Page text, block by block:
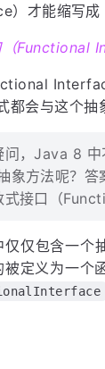
）才能缩写成
（Functional
会与这个抽
问，Java 8
象方法呢？
式接口（
仅仅包含一
被定义为一